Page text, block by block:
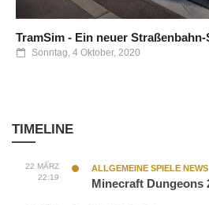
TramSim - Ein neuer
Sonntag, 4 Oktober, 2020
TIMELINE
22 MÄRZ
22:19
ALLGEMEINE SPIELE NEWS
Minecraft Dungeons